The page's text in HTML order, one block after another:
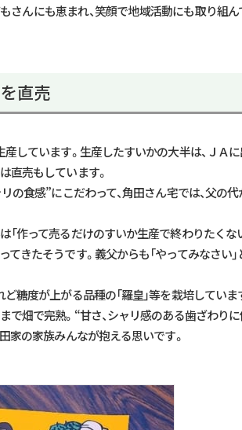
さんにも恵まれ、笑顔で地域活動にも取り組ん
直売
しています。生産したすいかの大半は、ＪＡに
直売もしています。
の食感”にこだわって、角田さん宅では、父の代
作って売るだけのすいか生産で終わりたくな
きたそうです。義父からも「やってみなさい」
糖度が上がる品種の「羅皇」等を栽培していま
畑で完熟。“甘さ、シャリ感のある歯ざわり
家の家族みんなが抱える思いです。